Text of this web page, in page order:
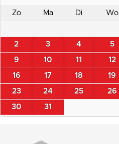
Zo Ma Di Wo
2 3 4 5
9 10 11 12
16 17 18 19
23 24 25 26
30 31